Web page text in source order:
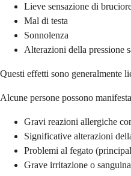
Lieve sensazione di
Mal di testa
Sonnolenza
Alterazioni della pressione
Questi effetti sono generalmente
Alcune persone possono
Gravi reazioni allergiche
Significative alterazioni
Problemi al fegato
Grave irritazione o